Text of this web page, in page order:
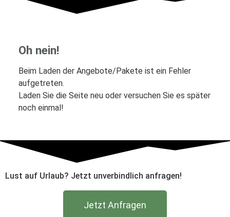
Oh nein!
Beim Laden der Angebote/Pakete ist ein Fehler
aufgetreten.
Laden Sie die Seite neu oder versuchen Sie es später
noch einmal!
Lust auf Urlaub? Jetzt unverbindlich anfragen!
Jetzt Anfragen